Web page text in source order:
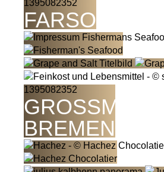
FARSO
GROSSMARKT B
REMEN